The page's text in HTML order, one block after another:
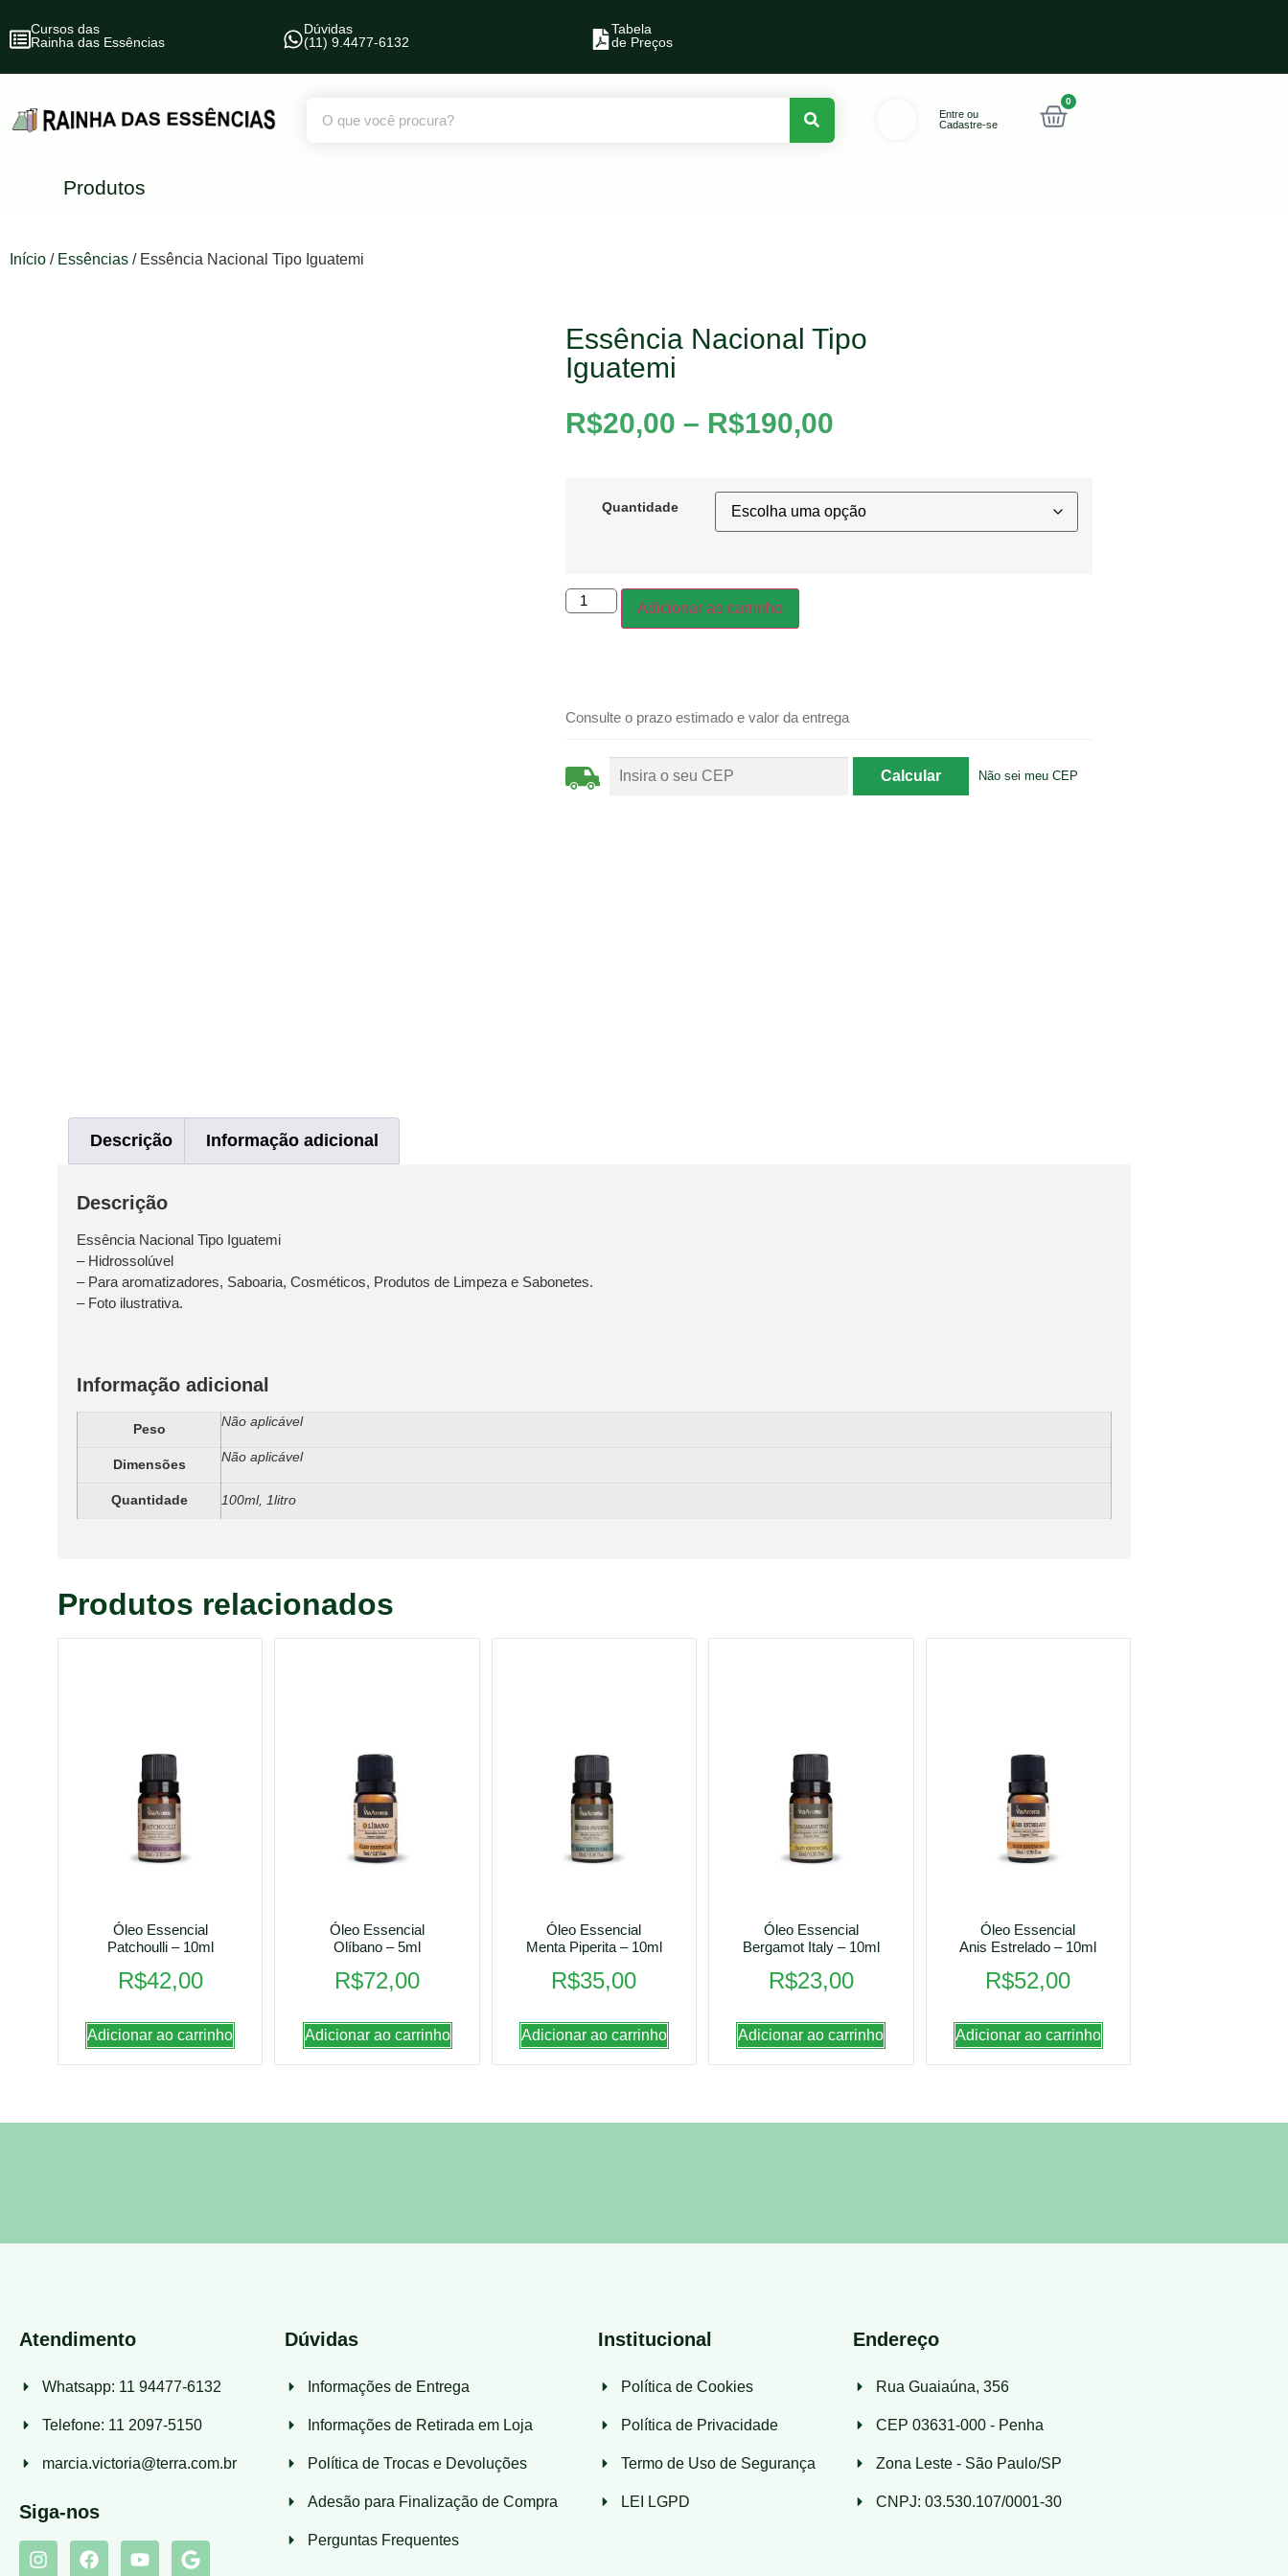
Cursos das
Rainha das Essências
Dúvidas
(11) 9.4477-6132
Tabela
de Preços
Entre ou
Cadastre-se
0
Produtos
Início / Essências / Essência Nacional Tipo Iguatemi
Essência Nacional Tipo
Iguatemi
R$20,00 – R$190,00
Quantidade
Adicionar ao carrinho
Consulte o prazo estimado e valor da entrega
Não sei meu CEP
Descrição Informação adicional
Descrição
Essência Nacional Tipo Iguatemi
– Hidrossolúvel
– Para aromatizadores, Saboaria, Cosméticos, Produtos de Limpeza e Sabonetes.
– Foto ilustrativa.
Informação adicional
Peso
Não aplicável
Dimensões
Não aplicável
Quantidade 100ml, 1litro
Produtos relacionados
Óleo Essencial
Patchoulli – 10ml
R$42,00
Adicionar ao carrinho
Óleo Essencial
Olíbano – 5ml
R$72,00
Adicionar ao carrinho
Óleo Essencial
Menta Piperita – 10ml
R$35,00
Adicionar ao carrinho
Óleo Essencial
Bergamot Italy – 10ml
R$23,00
Adicionar ao carrinho
Óleo Essencial
Anis Estrelado – 10ml
R$52,00
Adicionar ao carrinho
Atendimento
Whatsapp: 11 94477-6132
Telefone: 11 2097-5150
marcia.victoria@terra.com.br
Siga-nos
Dúvidas
Informações de Entrega
Informações de Retirada em Loja
Política de Trocas e Devoluções
Adesão para Finalização de Compra
Perguntas Frequentes
Institucional
Política de Cookies
Política de Privacidade
Termo de Uso de Segurança
LEI LGPD
Endereço
Rua Guaiaúna, 356
CEP 03631-000 - Penha
Zona Leste - São Paulo/SP
CNPJ: 03.530.107/0001-30